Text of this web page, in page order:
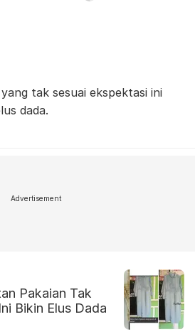
tak sesuai ekspektasi ini
dada.
Advertisement
Pakaian Tak
Bikin Elus Dada